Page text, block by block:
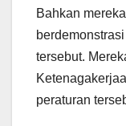
Bahkan
tersebut.
peraturan